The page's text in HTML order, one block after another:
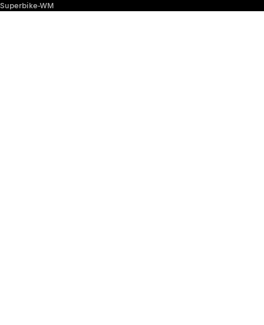
Superbike-WM